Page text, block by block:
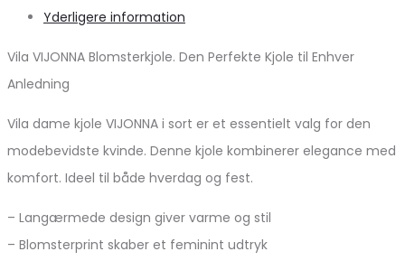
Yderligere information
Vila VIJONNA Blomsterkjole. Den Perfekte Kjole til Enhver
Anledning
Vila dame kjole VIJONNA i sort er et essentielt valg for den
modebevidste kvinde. Denne kjole kombinerer elegance med
komfort. Ideel til både hverdag og fest.
– Langærmede design giver varme og stil
– Blomsterprint skaber et feminint udtryk